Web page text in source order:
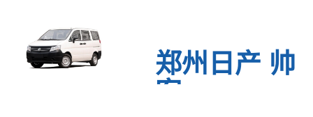
郑州日产 帅
客